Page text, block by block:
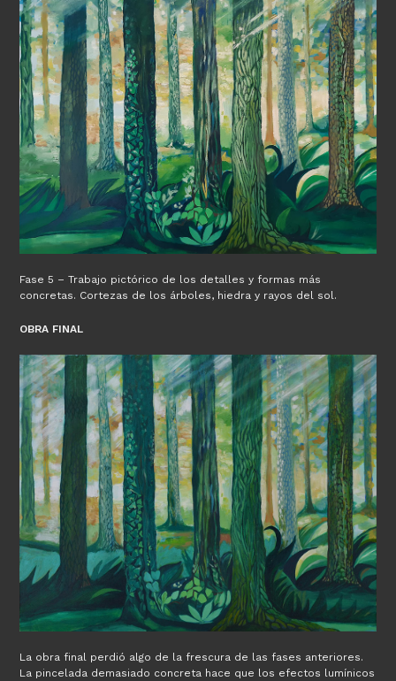
Fase 5 – Trabajo pictórico de los detalles y formas más
concretas. Cortezas de los árboles, hiedra y rayos del sol.
OBRA FINAL
La obra final perdió algo de la frescura de las fases anteriores.
La pincelada demasiado concreta hace que los efectos lumínicos